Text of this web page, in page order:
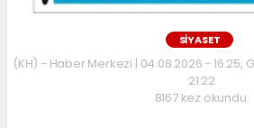
SİYASET
(KH) - Haber Merkezi | 04.08.2026 - 16:25,
21:22
8167 kez okundu.